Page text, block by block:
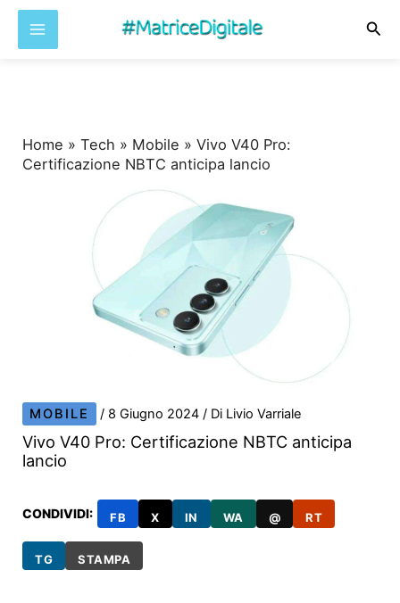
Home »Tech » Mobile »Vivo V40 Pro:
Certificazione NBTC anticipa lancio
MOBILE / 8 Giugno 2024/ Di Livio Varriale
Vivo V40 Pro: Certificazione NBTC anticipa
lancio
CONDIVIDI: FB X IN WA @ RT
TG STAMPA